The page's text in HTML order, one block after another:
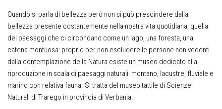
Quando si parla di bellezza però non si può prescindere dalla
bellezza presente costantemente nella nostra vita quotidiana, quella
dei paesaggi che ci circondano come un lago, una foresta, una
catena montuosa: proprio per non escludere le persone non vedenti
dalla contemplazione della Natura esiste un museo dedicato alla
riproduzione in scala di paesaggi naturali: montano, lacustre, fluviale e
marino con relativa fauna. Si tratta del museo tattile di Scienze
Naturali di Trarego in provincia di Verbania.